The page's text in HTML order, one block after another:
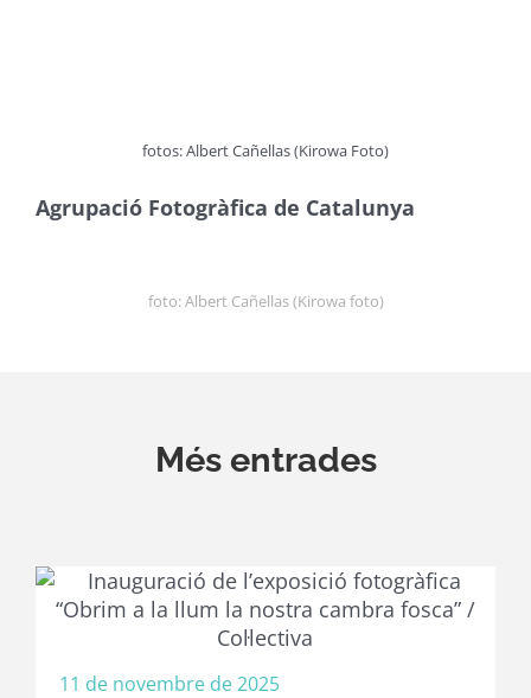
fotos: Albert Cañellas (Kirowa Foto)
Agrupació Fotogràfica de Catalunya
foto: Albert Cañellas (Kirowa foto)
Més entrades
11 de novembre de 2025